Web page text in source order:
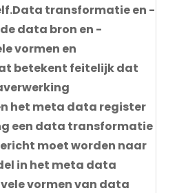
transformatie en -
data bron en -
vormen en
betekent feitelijk dat
het meta data register
een data transformatie
moet worden naar
in het meta data
vormen van data